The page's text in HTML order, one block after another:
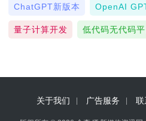
ChatGPT新版本 OpenAI
量子计算开发 低代码无代码平
关于我们 广告服务 联